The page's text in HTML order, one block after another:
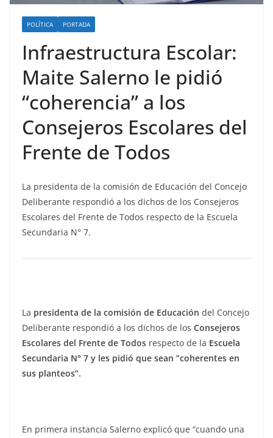
POLÍTICA PORTADA
Infraestructura Escolar:
Maite Salerno le pidió
“coherencia” a los
Consejeros Escolares del
Frente de Todos
La presidenta de la comisión de Educación del Concejo
Deliberante respondió a los dichos de los Consejeros
Escolares del Frente de Todos respecto de la Escuela
Secundaria N° 7.
La presidenta de la comisión de Educación del Concejo
Deliberante respondió a los dichos de los Consejeros
Escolares del Frente de Todos respecto de la Escuela
Secundaria N° 7 y les pidió que sean “coherentes en
sus planteos”.
En primera instancia Salerno explicó que “cuando una